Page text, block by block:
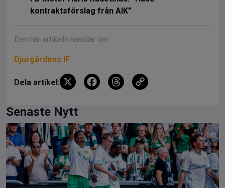
kontraktsförslag från AIK”
Den här artikeln handlar om:
Djurgårdens IF
Dela artikel: X
F
b
o
o
k
T
a
d
s
Li
n
k
Senaste Nytt